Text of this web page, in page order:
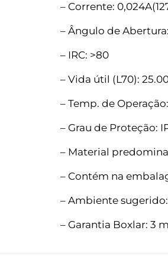
– Corrente:
– Ângulo de
– IRC: >80
– Vida útil (L70):
– Temp. de
– Grau de Proteção:
– Material
– Contém na
– Ambiente
– Garantia Boxlar: 3